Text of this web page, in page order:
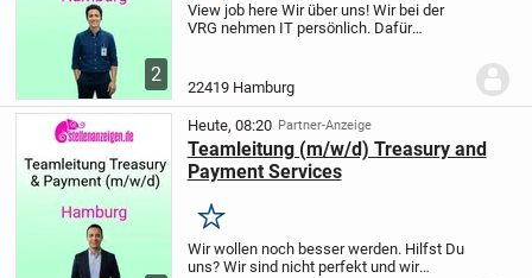
2
View job here Wir über uns! Wir bei der
VRG nehmen IT persönlich. Dafür
geben sensiblen Daten in unserem
Rechenzentrum ein...
22419 Hamburg
Heute, 08:20 Partner-Anzeige
Teamleitung (m/w/d) Treasury and
Payment Services
Merken
Wir wollen noch besser werden. Hilfst Du
uns? Wir sind nicht perfekt und wir